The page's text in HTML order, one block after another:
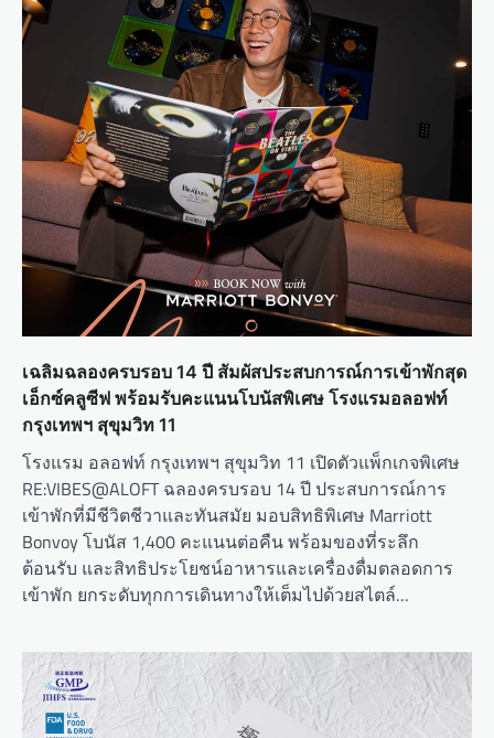
เฉลิมฉลองครบรอบ 14 ปี สัมผัสประสบการณ์การเข้าพักสุด
เอ็กซ์คลูซีฟ พร้อมรับคะแนนโบนัสพิเศษ โรงแรมอลอฟท์
กรุงเทพฯ สุขุมวิท 11
โรงแรม อลอฟท์ กรุงเทพฯ สุขุมวิท 11 เปิดตัวแพ็กเกจพิเศษ
RE:VIBES@ALOFT ฉลองครบรอบ 14 ปี ประสบการณ์การ
เข้าพักที่มีชีวิตชีวาและทันสมัย มอบสิทธิพิเศษ Marriott
Bonvoy โบนัส 1,400 คะแนนต่อคืน พร้อมของที่ระลึก
ต้อนรับ และสิทธิประโยชน์อาหารและเครื่องดื่มตลอดการ
เข้าพัก ยกระดับทุกการเดินทางให้เต็มไปด้วยสไตล์…